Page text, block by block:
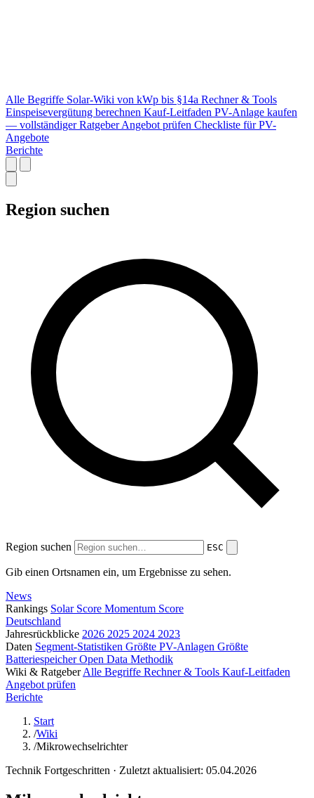
Alle Begriffe Solar-Wiki von kWp bis §14a Rechner & Tools
Einspeisevergütung berechnen Kauf-Leitfaden PV-Anlage kaufen
— vollständiger Ratgeber Angebot prüfen Checkliste für PV-
Angebote
Berichte
Region suchen
Region suchen ESC
Gib einen Ortsnamen ein, um Ergebnisse zu sehen.
News
Rankings Solar Score Momentum Score
Deutschland
Jahresrückblicke 2026 2025 2024 2023
Daten Segment-Statistiken Größte PV-Anlagen Größte
BatteriespeicherOpen Data Methodik
Wiki & Ratgeber Alle Begriffe Rechner & Tools Kauf-Leitfaden
Angebot prüfen
Berichte
Start
/Wiki
/Mikrowechselrichter
Technik Fortgeschritten · Zuletzt aktualisiert: 05.04.2026